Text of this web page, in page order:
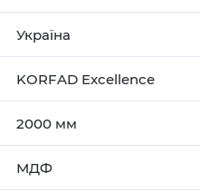
Україна
KORFAD Excellence
2000 мм
МДФ